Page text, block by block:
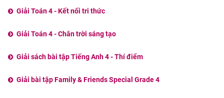
Giải Toán 4 - Kết nối tri thức
Giải Toán 4 - Chân trời sáng tạo
Giải sách bài tập Tiếng Anh 4 - Thí điểm
Giải bài tập Family & Friends Special Grade 4